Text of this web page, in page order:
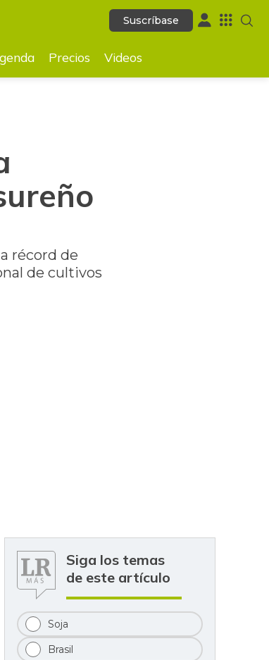
Suscríbase
Suscríbase
Precios Videos
récord de
de cultivos
Siga los temas
de este artículo
Soja
Brasil